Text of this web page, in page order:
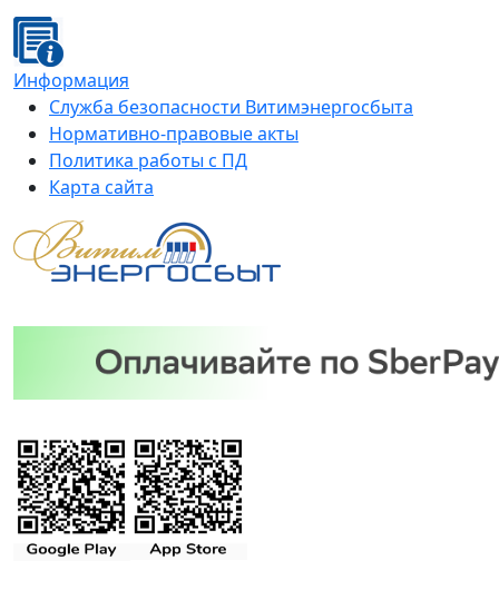
Информация
Служба безопасности Витимэнергосбыта
Нормативно-правовые акты
Политика работы с ПД
Карта сайта